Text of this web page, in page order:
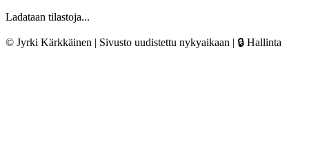
Ladataan tilastoja...
© Jyrki Kärkkäinen | Sivusto uudistettu nykyaikaan | 🔒 Hallinta